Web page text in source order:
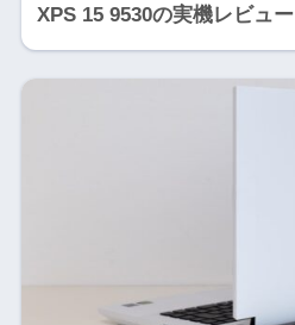
XPS 15 9530の実機レビュー